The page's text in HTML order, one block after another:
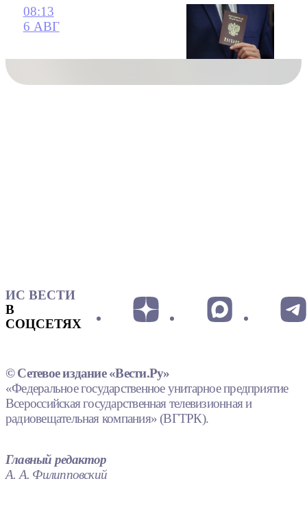
08:13
6 АВГ
ИС ВЕСТИ
В
СОЦСЕТЯХ
© Сетевое издание «Вести.Ру»
«Федеральное государственное унитарное предприятие
Всероссийская государственная телевизионная и
радиовещательная компания» (ВГТРК).
Главный редактор
А. А. Филипповский